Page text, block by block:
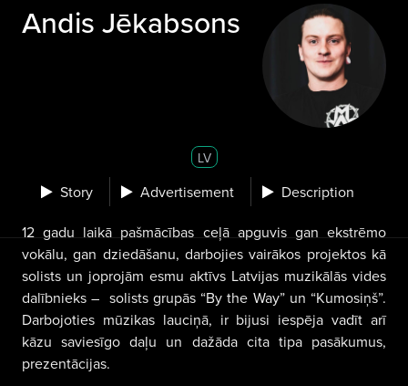
Andis Jēkabsons
LV
Story Advertisement Description
12 gadu laikā pašmācības ceļā apguvis gan ekstrēmo
vokālu, gan dziedāšanu, darbojies vairākos projektos kā
solists un joprojām esmu aktīvs Latvijas muzikālās vides
dalībnieks – solists grupās “By the Way” un “Kumosiņš”.
Darbojoties mūzikas lauciņā, ir bijusi iespēja vadīt arī
kāzu saviesīgo daļu un dažāda cita tipa pasākumus,
prezentācijas.